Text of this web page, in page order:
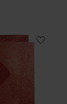
B6Karten- und